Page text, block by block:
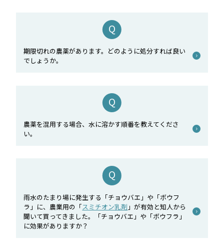
期限切れの農薬があります。どのように処分すれば良い
でしょうか。
農薬を混用する場合、水に溶かす順番を教えてくださ
い。
雨水のたまり場に発生する「チョウバエ」や「ボウフ
ラ」に、農業用の「スミチオン乳剤 」が有効と知人から
聞いて買ってきました。「チョウバエ」や「ボウフラ」
に効果がありますか？